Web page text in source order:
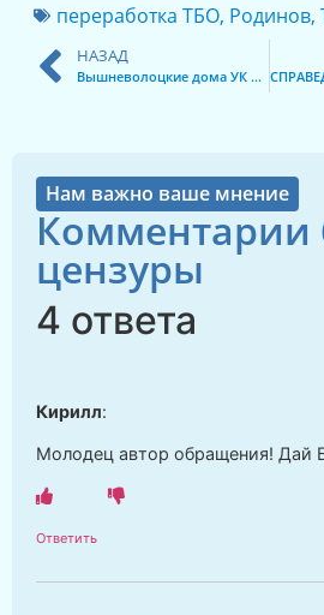
переработка ТБО, Родинов,
НАЗАД
Вышневолоцкие дома УК «Возрождение» обесточат к Новому году?
Нам важно ваше мнение
Комментарии
цензуры
4 ответа
Кирилл:
Молодец автор обращения! Дай
Ответить